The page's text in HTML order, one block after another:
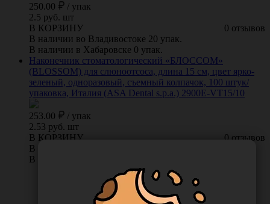
250.00 / упак
2.5 руб. шт
0 отзывов
В КОРЗИНУ
В наличии во Владивостоке 20 упак.
В наличии в Хабаровске 0 упак.
Наконечник стоматологический «БЛОССОМ»
(BLOSSOM) для слюноотсоса, длина 15 см, цвет ярко-
зеленый, одноразовый, съемный колпачок, 100 штук/
упаковка, Италия (ASA Dental s.p.a.) 2900E-VT15/10
253.00 / упак
2.53 руб. шт
0 отзывов
В КОРЗИНУ
В наличии во Владивостоке 30 упак.
В наличии в Хабаровске 0 упак.